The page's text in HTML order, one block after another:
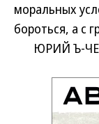
моральных
бороться, а с
ЮРИЙ Ъ-